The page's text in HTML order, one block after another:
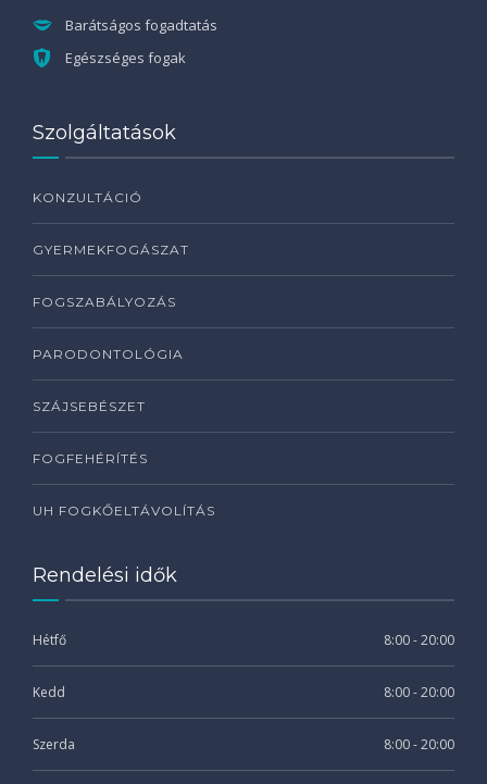
Barátságos fogadtatás
Egészséges fogak
Szolgáltatások
KONZULTÁCIÓ
GYERMEKFOGÁSZAT
FOGSZABÁLYOZÁS
PARODONTOLÓGIA
SZÁJSEBÉSZET
FOGFEHÉRÍTÉS
UH FOGKŐELTÁVOLÍTÁS
Rendelési idők
Hétfő 8:00 - 20:00
Kedd 8:00 - 20:00
Szerda 8:00 - 20:00